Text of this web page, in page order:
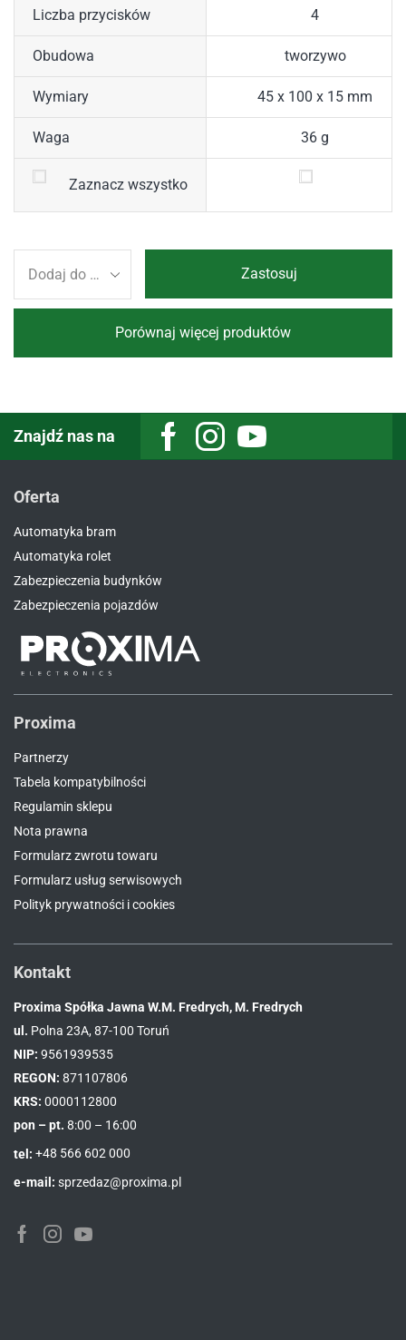
Liczba przycisków 4
Obudowa tworzywo
Wymiary 45 x 100 x 15 mm
Waga 36 g
Zaznacz wszystko
Zastosuj
Porównaj więcej produktów
Znajdź nas na
Oferta
Automatyka bram
Automatyka rolet
Zabezpieczenia budynków
Zabezpieczenia pojazdów
Proxima
Partnerzy
Tabela kompatybilności
Regulamin sklepu
Nota prawna
Formularz zwrotu towaru
Formularz usług serwisowych
Polityk prywatności i cookies
Kontakt
Proxima Spółka Jawna W.M. Fredrych, M. Fredrych
ul. Polna 23A, 87-100 Toruń
NIP: 9561939535
REGON: 871107806
KRS: 0000112800
pon – pt. 8:00 – 16:00
tel: +48 566 602 000
e-mail: sprzedaz@proxima.pl